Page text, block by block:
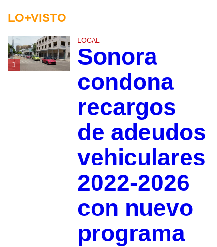
LO+VISTO
1
LOCAL
Sonora
condona
recargos
de adeudos
vehiculares
2022-2026
con nuevo
programa